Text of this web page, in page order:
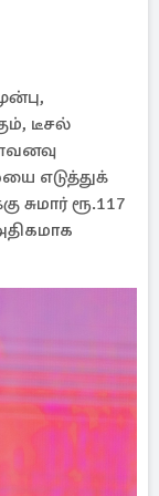
டீசல்
எடுத்துக்
ரூ.117